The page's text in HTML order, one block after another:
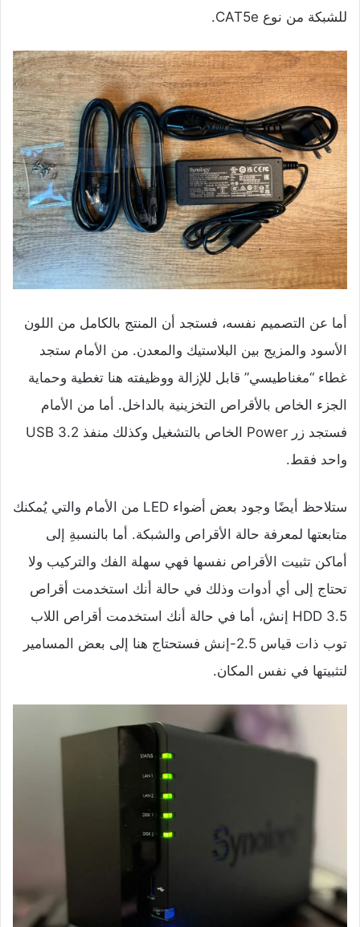
للشبكة من نوع CAT5e.
أما عن التصميم نفسه، فستجد أن المنتج بالكامل من اللون
الأسود والمزيج بين البلاستيك والمعدن. من الأمام ستجد
غطاء “مغناطيسي” قابل للإزالة ووظيفته هنا تغطية وحماية
الجزء الخاص بالأقراص التخزينية بالداخل. أما من الأمام
فستجد زر Power الخاص بالتشغيل وكذلك منفذ USB 3.2
واحد فقط.
ستلاحظ أيضًا وجود بعض أضواء LED من الأمام والتي يُمكنك
متابعتها لمعرفة حالة الأقراص والشبكة. أما بالنسبةِ إلى
أماكن تثبيت الأقراص نفسها فهي سهلة الفك والتركيب ولا
تحتاج إلى أي أدوات وذلك في حالة أنك استخدمت أقراص
HDD 3.5 إنش، أما في حالة أنك استخدمت أقراص اللاب
توب ذات قياس 2.5-إنش فستحتاج هنا إلى بعض المسامير
لتثبيتها في نفس المكان.